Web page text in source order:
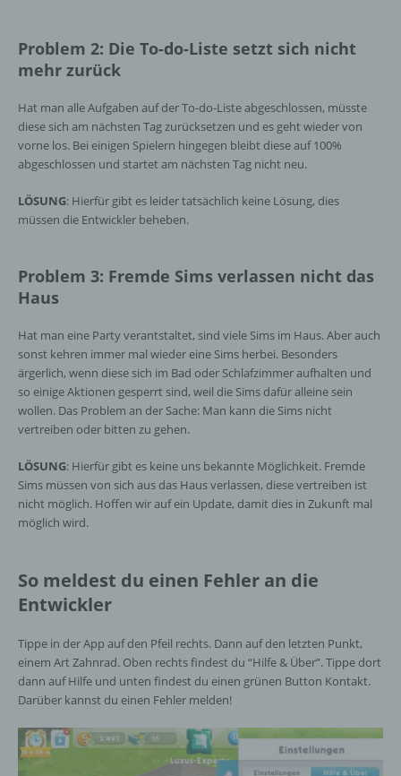
Problem 2: Die To-do-Liste setzt sich nicht
mehr zurück
Hat man alle Aufgaben auf der To-do-Liste abgeschlossen, müsste
diese sich am nächsten Tag zurücksetzen und es geht wieder von
vorne los. Bei einigen Spielern hingegen bleibt diese auf 100%
abgeschlossen und startet am nächsten Tag nicht neu.
LÖSUNG: Hierfür gibt es leider tatsächlich keine Lösung, dies
müssen die Entwickler beheben.
Problem 3: Fremde Sims verlassen nicht das
Haus
Hat man eine Party verantstaltet, sind viele Sims im Haus. Aber auch
sonst kehren immer mal wieder eine Sims herbei. Besonders
ärgerlich, wenn diese sich im Bad oder Schlafzimmer aufhalten und
so einige Aktionen gesperrt sind, weil die Sims dafür alleine sein
wollen. Das Problem an der Sache: Man kann die Sims nicht
vertreiben oder bitten zu gehen.
LÖSUNG: Hierfür gibt es keine uns bekannte Möglichkeit. Fremde
Sims müssen von sich aus das Haus verlassen, diese vertreiben ist
nicht möglich. Hoffen wir auf ein Update, damit dies in Zukunft mal
möglich wird.
So meldest du einen Fehler an die
Entwickler
Tippe in der App auf den Pfeil rechts. Dann auf den letzten Punkt,
einem Art Zahnrad. Oben rechts findest du “Hilfe & Über”. Tippe dort
dann auf Hilfe und unten findest du einen grünen Button Kontakt.
Darüber kannst du einen Fehler melden!